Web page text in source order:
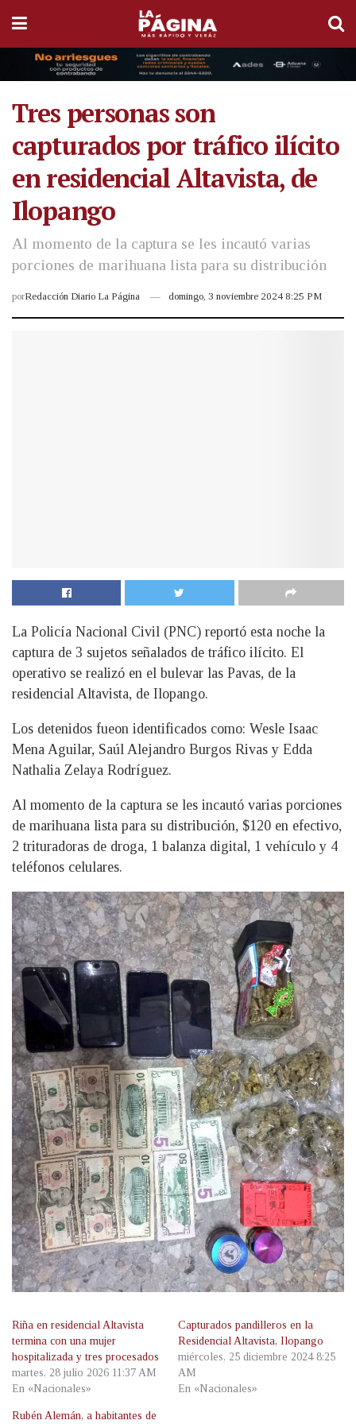
Tres personas son
capturados por tráfico ilícito
en residencial Altavista, de
Ilopango
Al momento de la captura se les incautó varias
porciones de marihuana lista para su distribución
porRedacción Diario La Página domingo, 3 noviembre 2024 8:25 PM
La Policía Nacional Civil (PNC) reportó esta noche la
captura de 3 sujetos señalados de tráfico ilícito. El
operativo se realizó en el bulevar las Pavas, de la
residencial Altavista, de Ilopango.
Los detenidos fueon identificados como: Wesle Isaac
Mena Aguilar, Saúl Alejandro Burgos Rivas y Edda
Nathalia Zelaya Rodríguez.
Al momento de la captura se les incautó varias porciones
de marihuana lista para su distribución, $120 en efectivo,
2 trituradoras de droga, 1 balanza digital, 1 vehículo y 4
teléfonos celulares.
Riña en residencial Altavista
termina con una mujer
hospitalizada y tres procesados
martes, 28 julio 2026 11:37 AM
En «Nacionales»
Capturados pandilleros en la
Residencial Altavista, Ilopango
miércoles, 25 diciembre 2024 8:25
AM
En «Nacionales»
Rubén Alemán, a habitantes de